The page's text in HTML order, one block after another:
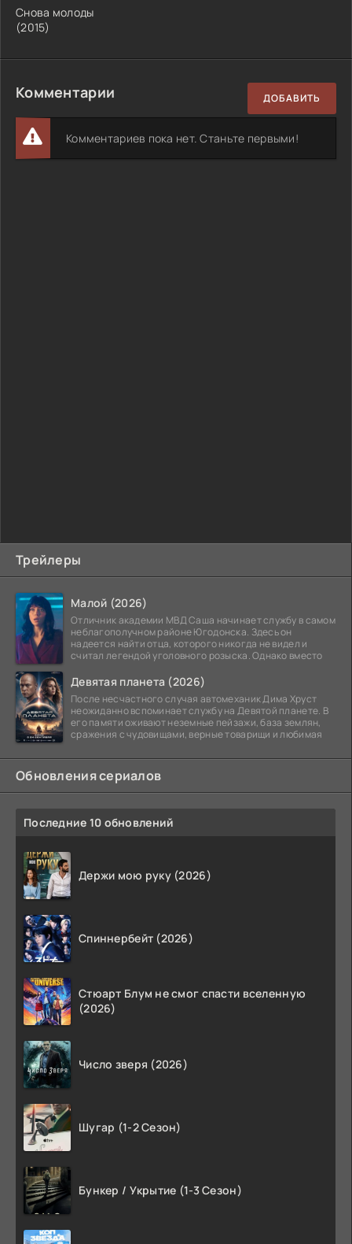
Трейлеры
Малой (2026)
Отличник академии МВД Саша начинает службу в самом
неблагополучном районе Югодонска. Здесь он
надеется найти отца, которого никогда не видел и
считал легендой уголовного розыска. Однако вместо
Девятая планета (2026)
После несчастного случая автомеханик Дима Хруст
неожиданно вспоминает службу на Девятой планете. В
его памяти оживают неземные пейзажи, база землян,
сражения с чудовищами, верные товарищи и любимая
Обновления сериалов
Последние 10 обновлений
Держи мою руку (2026)
Спиннербейт (2026)
Стюарт Блум не смог спасти вселенную
(2026)
Число зверя (2026)
Шугар (1-2 Сезон)
Бункер / Укрытие (1-3 Сезон)
Снова молоды
(2015)
Комментарии ДОБАВИТЬ
Комментариев пока нет. Станьте первыми!